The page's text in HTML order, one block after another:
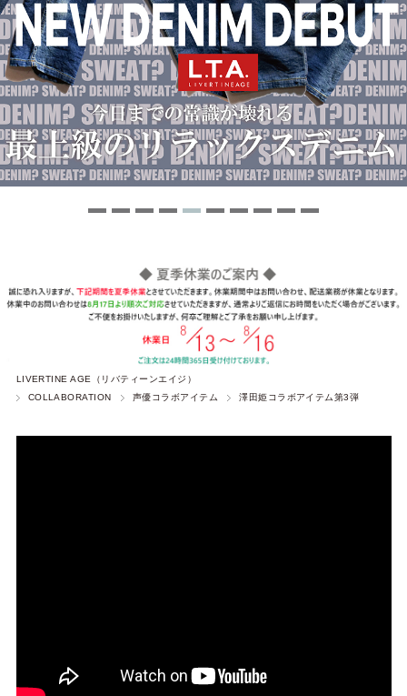
LIVERTINE AGE（リバティーンエイジ）
COLLABORATION
声優コラボアイテム 澤田姫コラボアイテム第3弾